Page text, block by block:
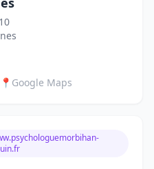
📍 Google Maps